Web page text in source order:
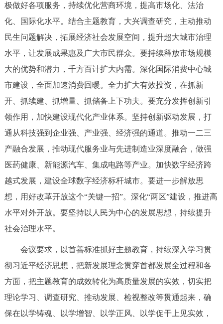
参与调查 在线访谈 图说互动
北京概况 十六区概览 人文北京
绿色北京 图说北京 视频北京
ENGLISH 한국어 日本語
DEUTSCH FRANÇAIS РУССКИЙ ЯЗЫК
ESPAÑOL العربية PORTUGUÊS
回到顶部
极做好各项服务，持续优化营商环境，提高市场化、法治
化、国际化水平。结合主题教育，大兴调查研究，主动推动
民生问题解决，拓展经济社会发展空间，提升超大城市治理
水平，让发展成果惠及广大市民群众。要持续释放市场规模
大的优势和潜力，千方百计扩大内需。深化国际消费中心城
市建设，全面加速消费回暖。全力扩大有效投资，在抓新
开、抓续建、抓增量、抓储备上下功夫。要充分发挥创新引
领作用，加快建设现代化产业体系。坚持创新驱动发展，打
通从科技强到企业强、产业强、经济强的通道。推动一二三
产融合发展，推动现代服务业与先进制造业深度融合，做强
医药健康、新能源汽车、集成电路等产业。加快数字经济跨
越式发展，建设全球数字经济标杆城市。要进一步解放思
想，用好改革开放这个“关键一招”。深化“两区”建设，推进高
水平对外开放。要坚持以人民为中心的发展思想，持续提升
社会治理水平。
会议要求，以首善标准抓好主题教育，持续深入学习贯
彻习近平经济思想，把新发展理念贯穿首都发展全过程和各
方面，把主题教育的成效转化为高质量发展的实效，切实把
理论学习、调查研究、推动发展、检视整改等贯通起来，确
保在以学铸魂、以学增智、以学正风、以学促干上见实效，